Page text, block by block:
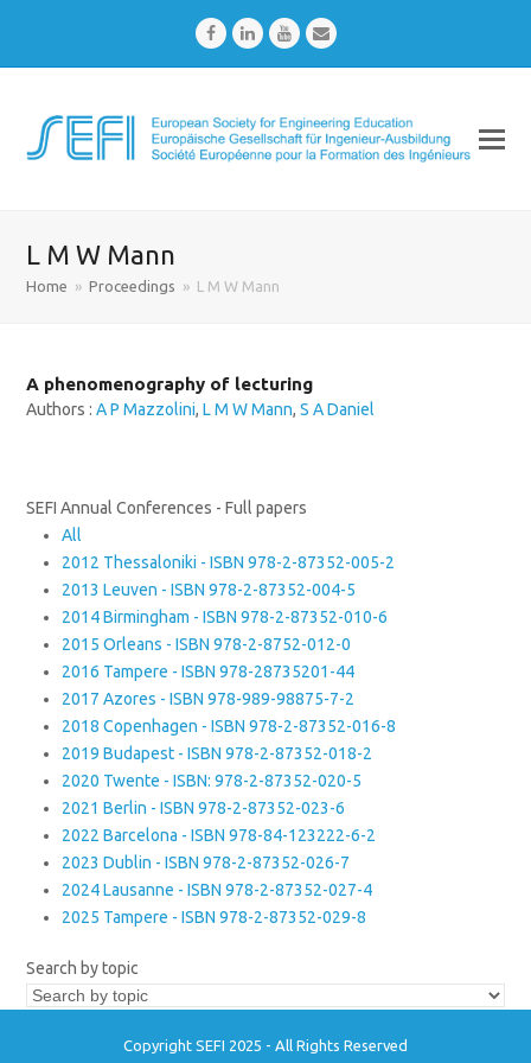
FacebookLinkedInYoutubeEmail
L M W Mann
Home » Proceedings » L M W Mann
A phenomenography of lecturing
Authors :A P Mazzolini,L M W Mann,S A Daniel
SEFI Annual Conferences - Full papers
All
2012 Thessaloniki - ISBN 978-2-87352-005-2
2013 Leuven - ISBN 978-2-87352-004-5
2014 Birmingham - ISBN 978-2-87352-010-6
2015 Orleans - ISBN 978-2-8752-012-0
2016 Tampere - ISBN 978-28735201-44
2017 Azores - ISBN 978-989-98875-7-2
2018 Copenhagen - ISBN 978-2-87352-016-8
2019 Budapest - ISBN 978-2-87352-018-2
2020 Twente - ISBN: 978-2-87352-020-5
2021 Berlin - ISBN 978-2-87352-023-6
2022 Barcelona - ISBN 978-84-123222-6-2
2023 Dublin - ISBN 978-2-87352-026-7
2024 Lausanne - ISBN 978-2-87352-027-4
2025 Tampere - ISBN 978-2-87352-029-8
Search by topic
Copyright SEFI 2025 - All Rights Reserved